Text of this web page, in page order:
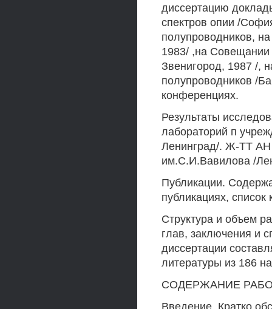
диссертацию
спектров опии /
полупроводников,
1983/ ,на Совещании
Звенигород, 1987 /,
полупроводников /
конференциях.
Результаты
лабораторий п
Ленинград/. Ж-ТТ
им.С.И.Вавилова /
Публикации.
публикациях,
Структура и объем
глав, заключения и
диссертации
литературы из 186
СОДЕРЖАНИЕ
Введение. Кратко